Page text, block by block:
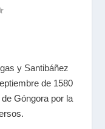
y Santibáñez
de 1580
Góngora por la